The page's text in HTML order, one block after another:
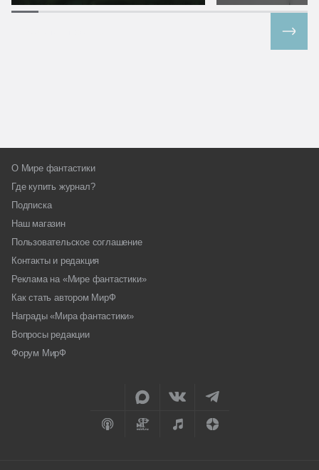
О Мире фантастики
Где купить журнал?
Подписка
Наш магазин
Пользовательское соглашение
Контакты и редакция
Реклама на «Мире фантастики»
Как стать автором МирФ
Награды «Мира фантастики»
Вопросы редакции
Форум МирФ